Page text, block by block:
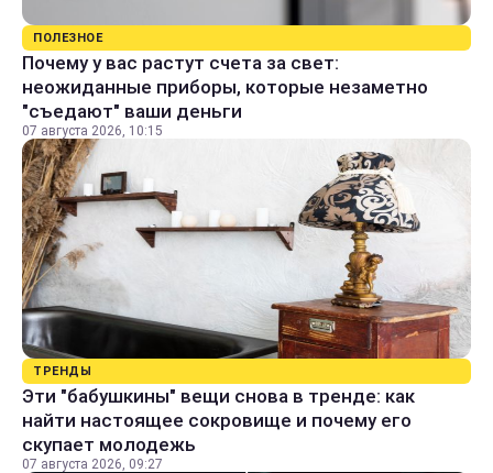
ПОЛЕЗНОЕ
Почему у вас растут счета за свет:
неожиданные приборы, которые незаметно
"съедают" ваши деньги
07 августа 2026, 10:15
ТРЕНДЫ
Эти "бабушкины" вещи снова в тренде: как
найти настоящее сокровище и почему его
скупает молодежь
07 августа 2026, 09:27